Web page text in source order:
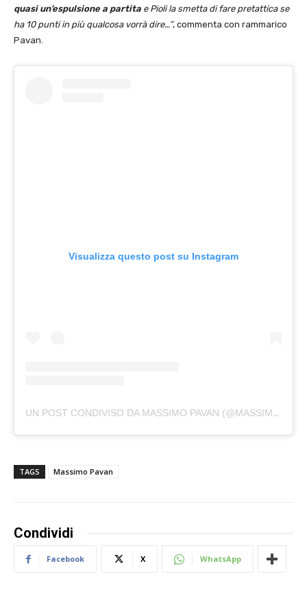
quasi un’espulsione a partita e Pioli la smetta di fare pretattica se
ha 10 punti in più qualcosa vorrà dire…”, commenta con rammarico
Pavan.
Visualizza questo post su Instagram
UN POST CONDIVISO DA MASSIMO PAVAN (@MASSIMO.PAVAN007)
TAGS Massimo Pavan
Condividi
Facebook X WhatsApp